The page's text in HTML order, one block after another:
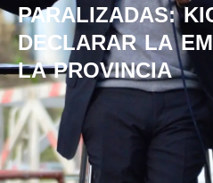
PARALIZADAS:
DECLARAR LA
LA PROVINCIA